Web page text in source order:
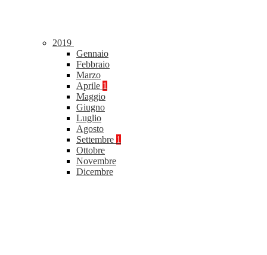
2019
Gennaio
Febbraio
Marzo
Aprile 1
Maggio
Giugno
Luglio
Agosto
Settembre 1
Ottobre
Novembre
Dicembre